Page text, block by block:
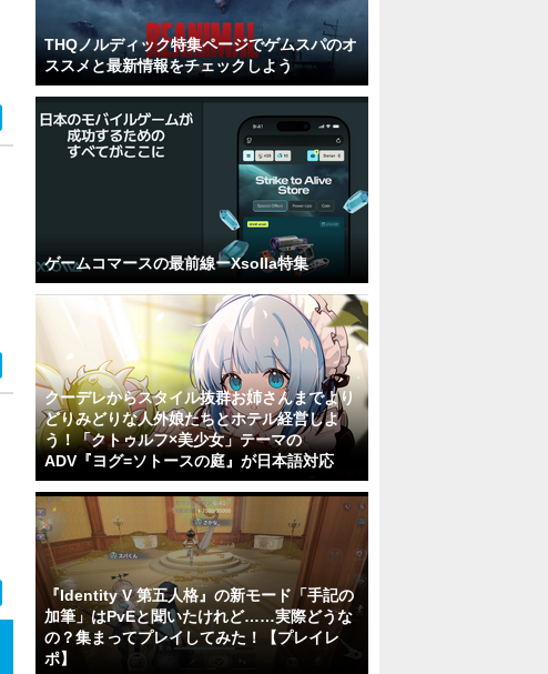
THQノルディック特集ページでゲムスパのオ
ススメと最新情報をチェックしよう
ゲームコマースの最前線ーXsolla特集
クーデレからスタイル抜群お姉さんまでより
どりみどりな人外娘たちとホテル経営しよ
う！「クトゥルフ×美少女」テーマの
ADV『ヨグ=ソトースの庭』が日本語対応
『Identity V 第五人格』の新モード「手記の
加筆」はPvEと聞いたけれど……実際どうな
の？集まってプレイしてみた！【プレイレ
ポ】